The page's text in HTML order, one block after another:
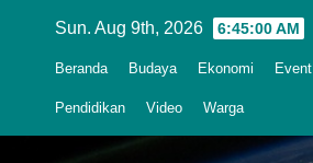
Sun. Aug 9th, 2026 6:45:01 AM
Beranda Budaya Ekonomi Event
Pendidikan Video Warga